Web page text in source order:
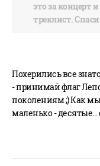
это за концерт
треклист.
Похерились все
- принимай флаг
поколениям ;) Как
маленько - десятые...